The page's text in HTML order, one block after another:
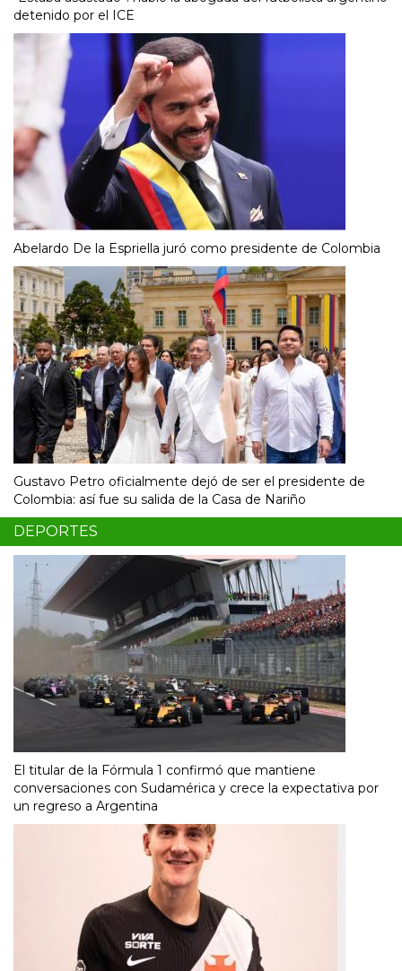
detenido por el ICE
Abelardo De la Espriella juró como presidente de Colombia
Gustavo Petro oficialmente dejó de ser el presidente de
Colombia: así fue su salida de la Casa de Nariño
DEPORTES
El titular de la Fórmula 1 confirmó que mantiene
conversaciones con Sudamérica y crece la expectativa por
un regreso a Argentina